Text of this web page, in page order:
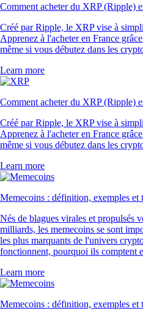
Comment acheter du XRP (Ripple)
Créé par Ripple, le XRP vise à
Apprenez à l'acheter en France
même si vous débutez dans les
Learn more
Comment acheter du XRP (Ripple)
Créé par Ripple, le XRP vise à
Apprenez à l'acheter en France
même si vous débutez dans les
Learn more
Memecoins : définition, exemples et
Nés de blagues virales et propulsés
milliards, les memecoins se sont
les plus marquants de l'univers
fonctionnent, pourquoi ils comptent
Learn more
Memecoins : définition, exemples et